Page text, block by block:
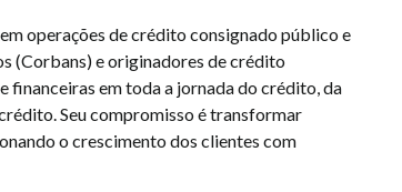
operações de crédito consignado público e
(Corbans) e originadores de crédito
financeiras em toda a jornada do crédito, da
Seu compromisso é transformar
o crescimento dos clientes com